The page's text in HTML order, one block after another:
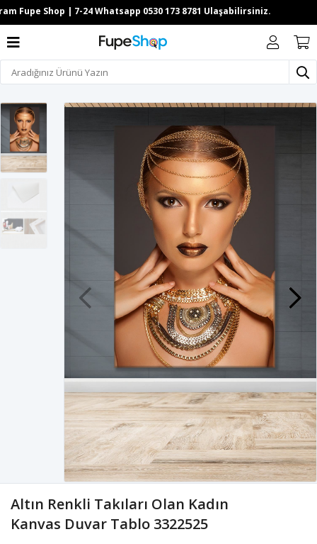
Altın Renkli Takıları Olan Kadın
Kanvas Duvar Tablo 3322525